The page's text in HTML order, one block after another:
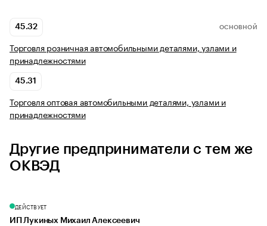
45.32 ОСНОВНОЙ
Торговля розничная автомобильными деталями, узлами и
принадлежностями
45.31
Торговля оптовая автомобильными деталями, узлами и
принадлежностями
Другие предприниматели с тем же
ОКВЭД
ДЕЙСТВУЕТ
ИП Лукиных Михаил Алексеевич